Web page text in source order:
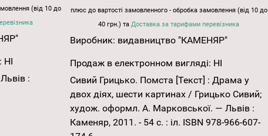
(від 10 до
НІ
:
плюс до вартості замовленного - обробка замовлення (від 10 до
40 грн.) таДоставка за тарифами перевізника
Виробник: видавництво "КАМЕНЯР"
Продаж в електронном вигляді: НІ
Сивий Грицько. Помста [Текст] : Драма у
двох діях, шести картинах / Грицько Сивий;
худож. оформл. А. Марковської. — Львів :
Каменяр, 2011. - 54 с. : іл. ISBN 978-966-607-